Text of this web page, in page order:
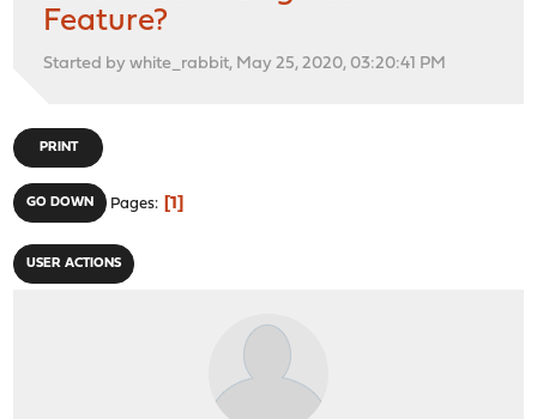
Feature?
Started by white_rabbit, May 25, 2020, 03:20:41 PM
PRINT
GO DOWN Pages 1
USER ACTIONS